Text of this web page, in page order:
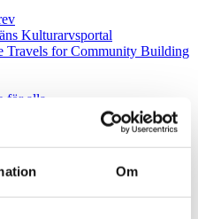
Kulturarvsportal
Travels for Community Building
för alla
planering
Om